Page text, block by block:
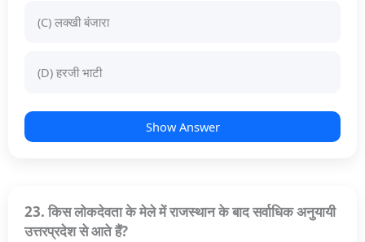
(C) लक्खी बंजारा
(D) हरजी भाटी
Show Answer
23. किस लोकदेवता के मेले में राजस्थान के बाद सर्वाधिक अनुयायी
उत्तरप्रदेश से आते हैं?